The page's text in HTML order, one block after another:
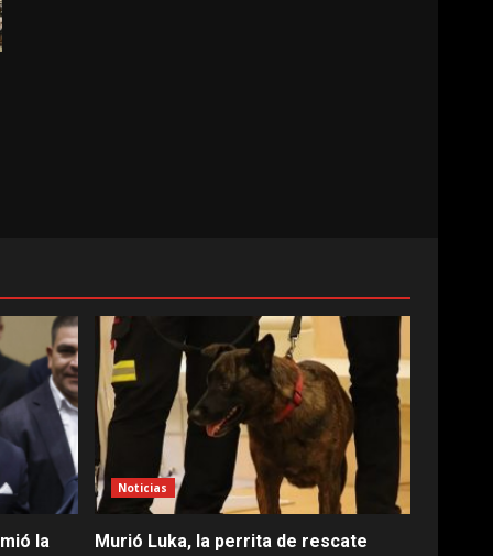
la
Noticias
Murió Luka, la perrita de rescate